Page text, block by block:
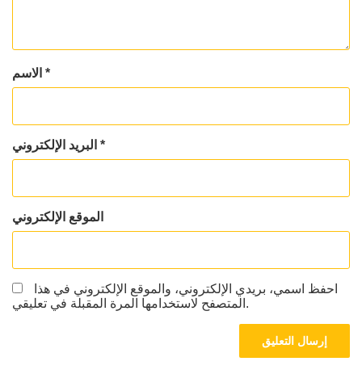
*
*
الموقع الإلكتروني
احفظ اسمي، بريدي الإلكتروني، والموقع الإلكتروني في هذا
المتصفح لاستخدامها المرة المقبلة في تعليقي.